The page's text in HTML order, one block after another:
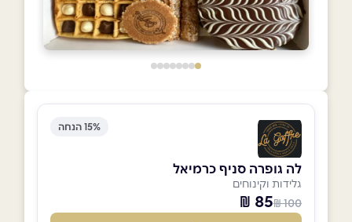
15% הנחה
לה גופרה סניף כרמיאל
גלידות וקינוחים
100 ₪
85 ₪